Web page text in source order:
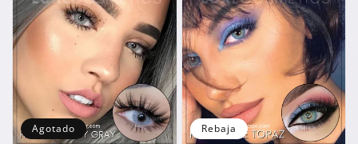
Agotado Rebaja